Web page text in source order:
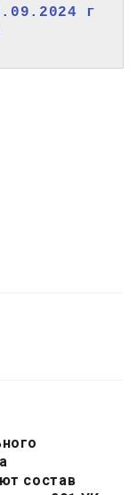
г
состав